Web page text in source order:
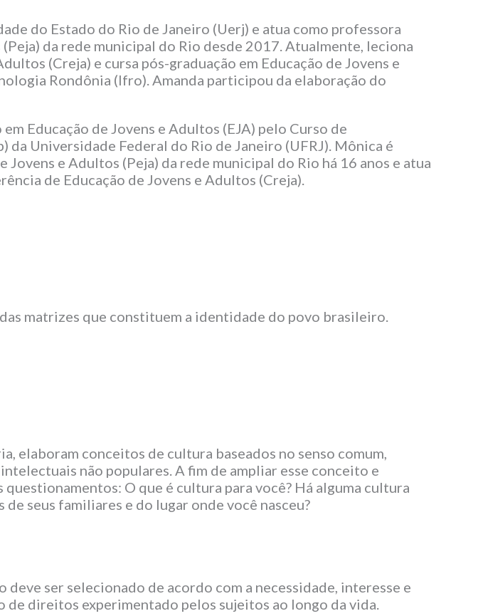
do Estado do Rio de Janeiro (Uerj) e atua como professora
da rede municipal do Rio desde 2017. Atualmente, leciona
(Creja) e cursa pós-graduação em Educação de Jovens e
Rondônia (Ifro). Amanda participou da elaboração do
Educação de Jovens e Adultos (EJA) pelo Curso de
da Universidade Federal do Rio de Janeiro (UFRJ). Mônica é
e Adultos (Peja) da rede municipal do Rio há 16 anos e atua
de Educação de Jovens e Adultos (Creja).
matrizes que constituem a identidade do povo brasileiro.
elaboram conceitos de cultura baseados no senso comum,
não populares. A fim de ampliar esse conceito e
O que é cultura para você? Há alguma cultura
seus familiares e do lugar onde você nasceu?
ser selecionado de acordo com a necessidade, interesse e
direitos experimentado pelos sujeitos ao longo da vida.